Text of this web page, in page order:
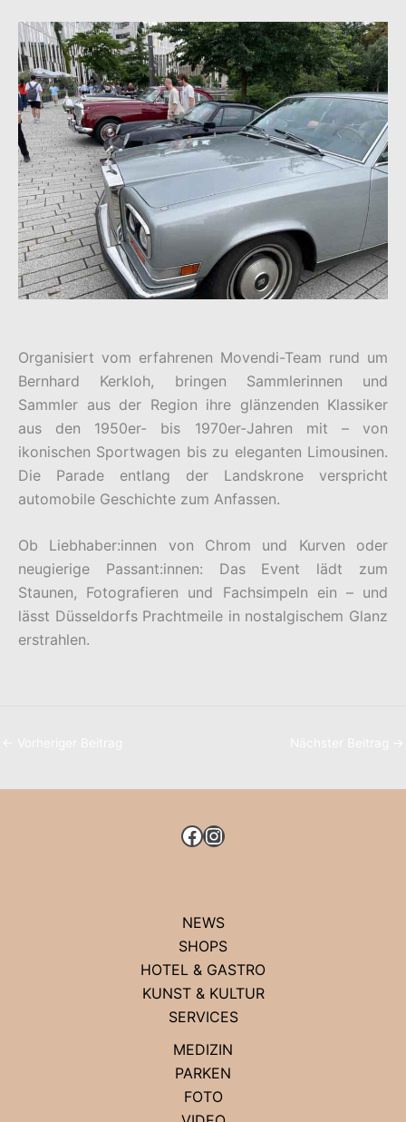
Organisiert vom erfahrenen Movendi-Team rund um
Bernhard Kerkloh, bringen Sammlerinnen und
Sammler aus der Region ihre glänzenden Klassiker
aus den 1950er- bis 1970er-Jahren mit – von
ikonischen Sportwagen bis zu eleganten Limousinen.
Die Parade entlang der Landskrone verspricht
automobile Geschichte zum Anfassen.
Ob Liebhaber:innen von Chrom und Kurven oder
neugierige Passant:innen: Das Event lädt zum
Staunen, Fotografieren und Fachsimpeln ein – und
lässt Düsseldorfs Prachtmeile in nostalgischem Glanz
erstrahlen.
FACEBOOK
INSTAGRAM
NEWS
SHOPS
HOTEL & GASTRO
KUNST & KULTUR
SERVICES
MEDIZIN
PARKEN
FOTO